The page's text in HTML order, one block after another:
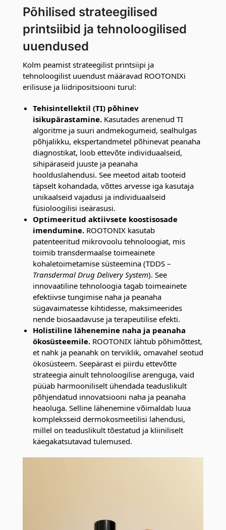
Põhilised strateegilised
printsiibid ja tehnoloogilised
uuendused
Kolm peamist strateegilist printsiipi ja
tehnoloogilist uuendust määravad ROOTONIXi
erilisuse ja liidripositsiooni turul:
Tehisintellektil (TI) põhinev
isikupärastamine. Kasutades arenenud TI
algoritme ja suuri andmekogumeid, sealhulgas
põhjalikku, ekspertandmetel põhinevat peanaha
diagnostikat, loob ettevõte individuaalseid,
sihipäraseid juuste ja peanaha
hoolduslahendusi. See meetod aitab tooteid
täpselt kohandada, võttes arvesse iga kasutaja
unikaalseid vajadusi ja individuaalseid
füsioloogilisi iseärasusi.
Optimeeritud aktiivsete koostisosade
imendumine. ROOTONIX kasutab
patenteeritud mikrovoolu tehnoloogiat, mis
toimib transdermaalse toimeainete
kohaletoimetamise süsteemina (TDDS –
Transdermal Drug Delivery System). See
innovaatiline tehnoloogia tagab toimeainete
efektiivse tungimise naha ja peanaha
sügavaimatesse kihtidesse, maksimeerides
nende biosaadavuse ja terapeutilise efekti.
Holistiline lähenemine naha ja peanaha
ökosüsteemile. ROOTONIX lähtub põhimõttest,
et nahk ja peanahk on terviklik, omavahel seotud
ökosüsteem. Seepärast ei piirdu ettevõtte
strateegia ainult tehnoloogilise arenguga, vaid
püüab harmooniliselt ühendada teaduslikult
põhjendatud innovatsiooni naha ja peanaha
heaoluga. Selline lähenemine võimaldab luua
kompleksseid dermokosmeetilisi lahendusi,
millel on teaduslikult tõestatud ja kliiniliselt
käegakatsutavad tulemused.